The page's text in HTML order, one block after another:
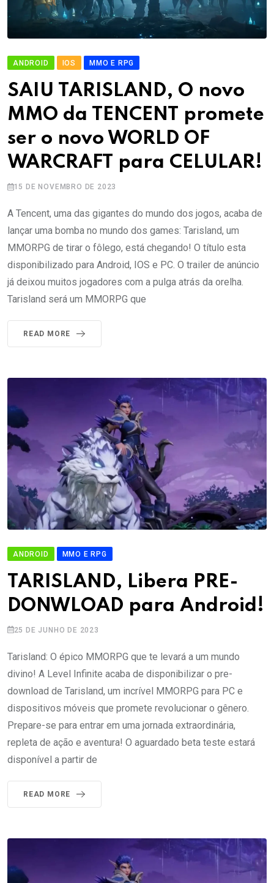
ANDROID IOS MMO E RPG
SAIU TARISLAND, O novo
MMO da TENCENT promete
ser o novo WORLD OF
WARCRAFT para CELULAR!
15 DE NOVEMBRO DE 2023
A Tencent, uma das gigantes do mundo dos jogos, acaba de
lançar uma bomba no mundo dos games: Tarisland, um
MMORPG de tirar o fôlego, está chegando! O título esta
disponibilizado para Android, IOS e PC. O trailer de anúncio
já deixou muitos jogadores com a pulga atrás da orelha.
Tarisland será um MMORPG que
READ MORE
ANDROID MMO E RPG
TARISLAND, Libera PRE-
DONWLOAD para Android!
25 DE JUNHO DE 2023
Tarisland: O épico MMORPG que te levará a um mundo
divino! A Level Infinite acaba de disponibilizar o pre-
download de Tarisland, um incrível MMORPG para PC e
dispositivos móveis que promete revolucionar o gênero.
Prepare-se para entrar em uma jornada extraordinária,
repleta de ação e aventura! O aguardado beta teste estará
disponível a partir de
READ MORE